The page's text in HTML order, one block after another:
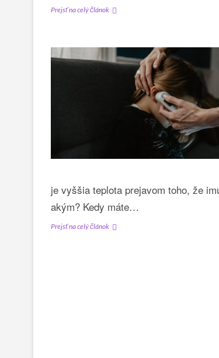
Prejsť na celý článokViete,
Alebo
ako
je vyššia teplota prejavom toho, že
akým? Kedy máte…
Prejsť na celý článokMáte